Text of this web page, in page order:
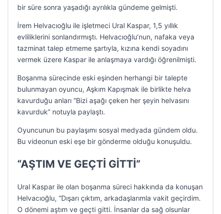
bir süre sonra yaşadığı ayrılıkla gündeme gelmişti.
İrem Helvacıoğlu ile işletmeci Ural Kaspar, 1,5 yıllık
evliliklerini sonlandırmıştı. Helvacıoğlu’nun, nafaka veya
tazminat talep etmeme şartıyla, kızına kendi soyadını
vermek üzere Kaspar ile anlaşmaya vardığı öğrenilmişti.
Boşanma sürecinde eski eşinden herhangi bir talepte
bulunmayan oyuncu, Aşkım Kapışmak ile birlikte helva
kavurduğu anları “Bizi aşağı çeken her şeyin helvasını
kavurduk” notuyla paylaştı.
Oyuncunun bu paylaşımı sosyal medyada gündem oldu.
Bu videonun eski eşe bir gönderme olduğu konuşuldu.
“AŞTIM VE GEÇTİ GİTTİ”
Ural Kaspar ile olan boşanma süreci hakkında da konuşan
Helvacıoğlu, “Dışarı çıktım, arkadaşlarımla vakit geçirdim.
O dönemi aştım ve geçti gitti. İnsanlar da sağ olsunlar